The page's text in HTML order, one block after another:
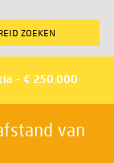
ZOEKEN
- € 250.000
van